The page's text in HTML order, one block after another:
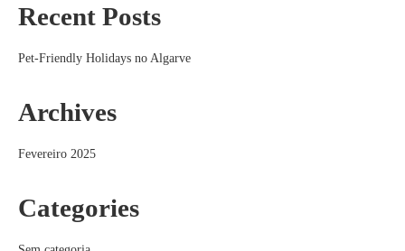
Recent Posts
Pet-Friendly Holidays no Algarve
Archives
Fevereiro 2025
Categories